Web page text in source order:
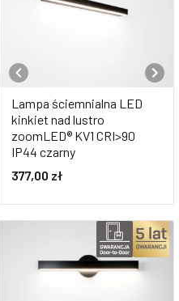
Lampa ściemnialna LED
kinkiet nad lustro
zoomLED® KV1 CRI>90
IP44 czarny
377,00 zł